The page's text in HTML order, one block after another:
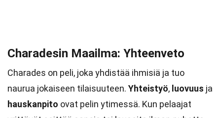
Charadesin Maailma: Yhteenveto
Charades on peli, joka yhdistää ihmisiä ja tuo
naurua jokaiseen tilaisuuteen. Yhteistyö, luovuus ja
hauskanpito ovat pelin ytimessä. Kun pelaajat